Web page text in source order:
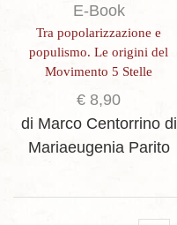
E-Book
Tra popolarizzazione e
populismo. Le origini del
Movimento 5 Stelle
€ 8,90
di Marco Centorrino di
Mariaeugenia Parito